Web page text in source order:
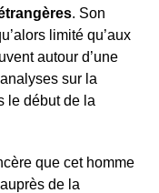
. Son
limité qu’aux
autour d’une
sur la
le début de la
que cet homme
de la